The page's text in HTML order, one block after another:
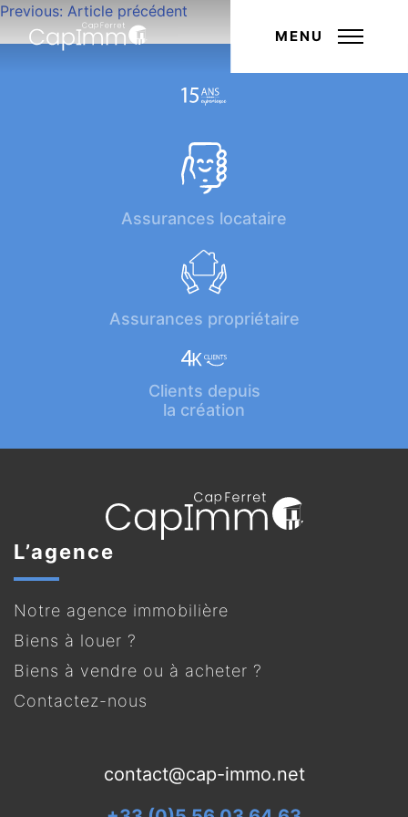
MENU
Navigation
de
Previous: Article précédent
Assurances locataire
Assurances propriétaire
Clients depuis
la création
L’agence
Notre agence immobilière
Biens à louer ?
Biens à vendre ou à acheter ?
Contactez-nous
contact@cap-immo.net